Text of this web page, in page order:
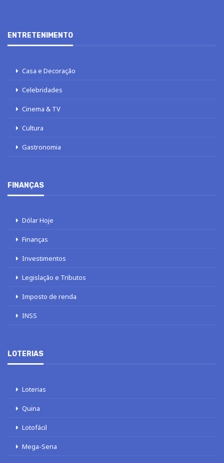
ENTRETENIMENTO
Casa e Decoração
Celebridades
Cinema & TV
Cultura
Gastronomia
FINANÇAS
Dólar Hoje
Finanças
Investimentos
Legislação e Tributos
Imposto de renda
INSS
LOTERIAS
Loterias
Quina
Lotofácil
Mega-Sena